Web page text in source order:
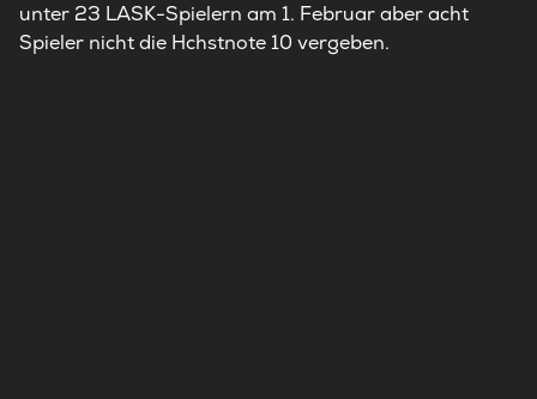
unter 23 LASK-Spielern am 1. Februar aber acht
Spieler nicht die Hchstnote 10 vergeben.